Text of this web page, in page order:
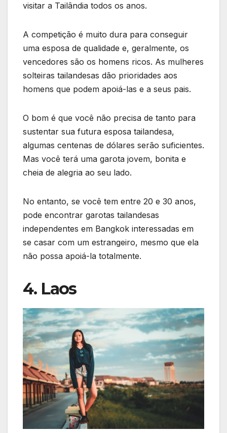
visitar a Tailândia todos os anos.
A competição é muito dura para conseguir
uma esposa de qualidade e, geralmente, os
vencedores são os homens ricos. As mulheres
solteiras tailandesas dão prioridades aos
homens que podem apoiá-las e a seus pais.
O bom é que você não precisa de tanto para
sustentar sua futura esposa tailandesa,
algumas centenas de dólares serão suficientes.
Mas você terá uma garota jovem, bonita e
cheia de alegria ao seu lado.
No entanto, se você tem entre 20 e 30 anos,
pode encontrar garotas tailandesas
independentes em Bangkok interessadas em
se casar com um estrangeiro, mesmo que ela
não possa apoiá-la totalmente.
4. Laos